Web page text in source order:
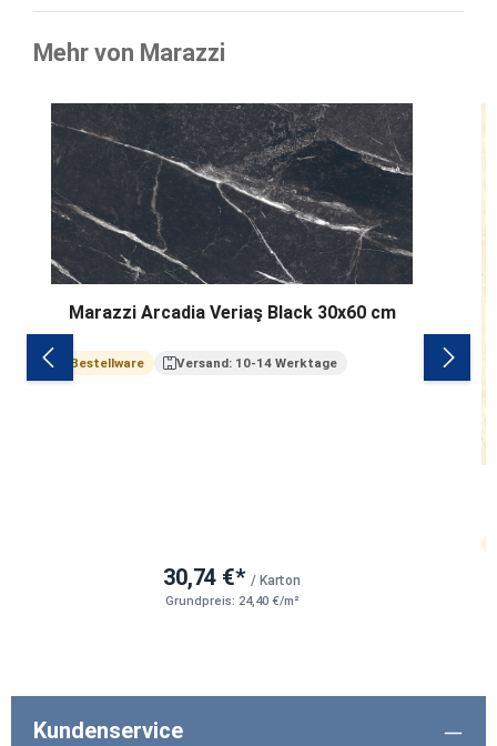
Mehr von Marazzi
Marazzi Arcadia Veriaş Black 30x60 cm
Bestellware Versand: 10-14 Werktage
30,74 €* / Karton
Grundpreis: 24,40 €/m²
Kundenservice